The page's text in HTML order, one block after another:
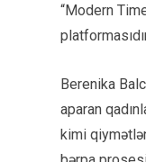
“Modern
Berenika
aparan
kimi